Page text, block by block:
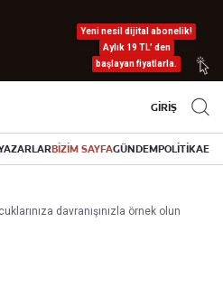
Yeni nesil dijital abonelik!
Aylık 19 TL’ den
başlayan fiyatlarla.
GİRİŞ
BİZİM SAYFAGÜNDEMPOLİTİKA
davranışınızla örnek olun